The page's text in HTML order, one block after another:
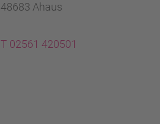
48683 Ahaus
T 02561 420501